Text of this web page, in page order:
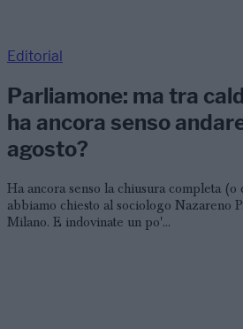
Editorial
Parliamone: ma tra
ha ancora senso
agosto?
Ha ancora senso la chiusura completa (o
abbiamo chiesto al sociologo Nazareno
Milano. E indovinate un po'...